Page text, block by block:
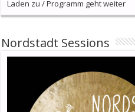
Laden zu / Programm geht weiter
Nordstadt Sessions